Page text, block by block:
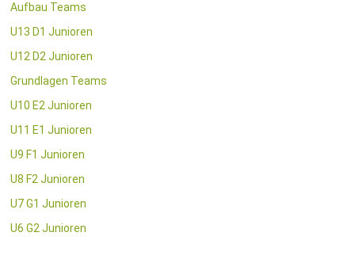
Aufbau Teams
U13 D1 Junioren
U12 D2 Junioren
Grundlagen Teams
U10 E2 Junioren
U11 E1 Junioren
U9 F1 Junioren
U8 F2 Junioren
U7 G1 Junioren
U6 G2 Junioren